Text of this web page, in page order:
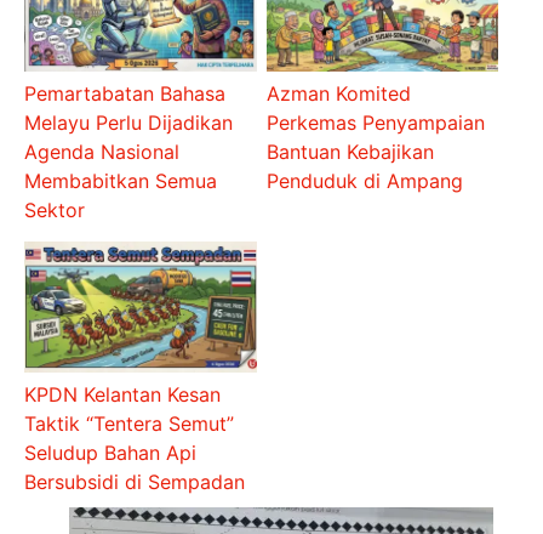
Pemartabatan Bahasa
Melayu Perlu Dijadikan
Agenda Nasional
Membabitkan Semua
Sektor
Azman Komited
Perkemas Penyampaian
Bantuan Kebajikan
Penduduk di Ampang
KPDN Kelantan Kesan
Taktik “Tentera Semut”
Seludup Bahan Api
Bersubsidi di Sempadan